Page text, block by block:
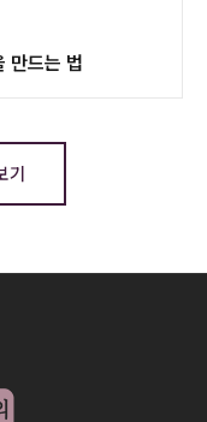
만드는 법